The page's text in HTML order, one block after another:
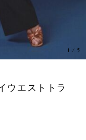
1 /5
ウエストトラ